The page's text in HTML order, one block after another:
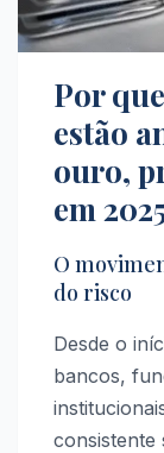
Por
estão
ouro,
em
O
do risco
Desde o
bancos,
consistente